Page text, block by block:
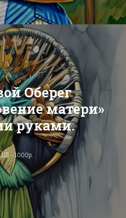
Оберег
матери»
руками.
11$ - 1000р.